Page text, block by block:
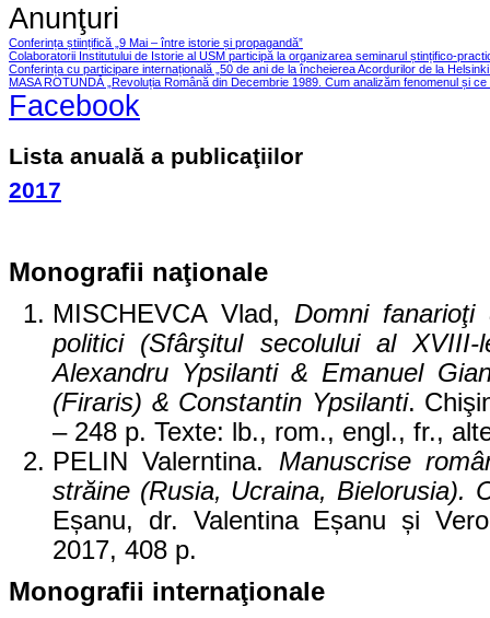
Anunţuri
Conferința științifică „9 Mai – între istorie și propagandă”
Colaboratorii Institutului de Istorie al USM participă la organizarea seminarul ștințifico-
Conferința cu participare internațională „50 de ani de la încheierea Acordurilor de la
MASA ROTUNDĂ „Revoluția Română din Decembrie 1989. Cum analizăm fenomenul și ce
Facebook
Lista anuală a publicaţiilor
2017
Monografii naţionale
MISCHEVCA Vlad, Domni fanarioţi
politici (Sfârşitul secolului al
Alexandru Ypsilanti & Emanuel
(Firaris) & Constantin Ypsilanti.
– 248 p. Texte: lb., rom., engl., fr.,
PELIN Valerntina. Manuscrise
străine (Rusia, Ucraina, Bielorusia).
Eșanu, dr. Valentina Eșanu și
2017, 408 p.
Monografii internaţionale